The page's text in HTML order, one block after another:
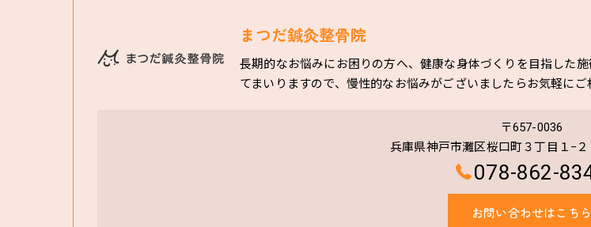
まつだ鍼灸整骨院
長期的なお悩みにお困りの方へ、健康な身体づくりを目指した
てまいりますので、慢性的なお悩みがございましたらお気軽にご
〒657-0036
兵庫県神戸市灘区桜口町３丁目１−
078-862-
お問い合わせはこちら